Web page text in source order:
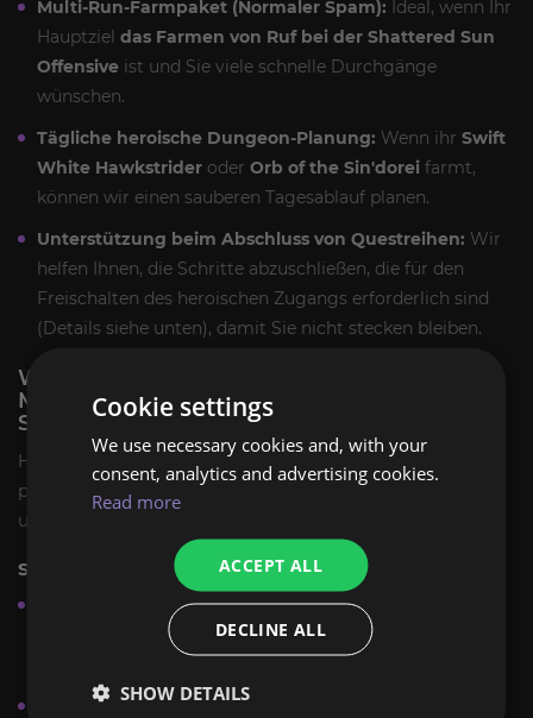
Multi-Run-Farmpaket (Normaler Spam): Ideal, wenn Ihr
Hauptziel das Farmen von Ruf bei der Shattered Sun
Offensive ist und Sie viele schnelle Durchgänge
wünschen.
Tägliche heroische Dungeon-Planung: Wenn ihr Swift
White Hawkstrider oder Orb of the Sin'dorei farmt,
können wir einen sauberen Tagesablauf planen.
Unterstützung beim Abschluss von Questreihen: Wir
helfen Ihnen, die Schritte abzuschließen, die für den
Freischalten des heroischen Zugangs erforderlich sind
(Details siehe unten), damit Sie nicht stecken bleiben.
WIE WERDEN WIR DEN TBC CLASSIC
MAGISTERS' TERRACE DUNGEON CARRY
SERVICE DURCHFÜHREN?
Hier ist die Kurzanleitung, damit Sie genau wissen, was
passiert und was Sie tun müssen. Einfach, vorhersehbar
und ohne böse Überraschungen.
Schritt 1: Schwierigkeitsgrad und Ziel auswählen
, wenn du ein reibungsloses
Spielerlebnis, Fortschritt im Ruf und wiederholte
den Boost „Heroische Magisterterrasse“,
Cookie settings
We use necessary cookies and, with your
consent, analytics and advertising cookies.
Read more
ACCEPT ALL
DECLINE ALL
SHOW DETAILS